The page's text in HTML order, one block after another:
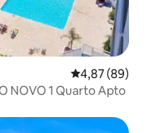
Classificação
4,87 (89)
NOVO 1 Quarto Apto